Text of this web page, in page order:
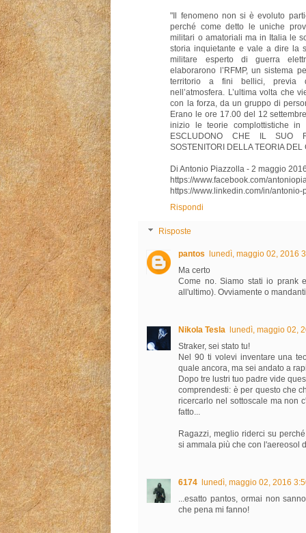
"Il fenomeno non si è evoluto
perché come detto le uniche
militari o amatoriali ma in Italia le
storia inquietante e vale a dire la
militare esperto di guerra
elaborarono l’RFMP, un sistema
territorio a fini bellici, previa
nell’atmosfera. L’ultima volta che
con la forza, da un gruppo di
Erano le ore 17.00 del 12
inizio le teorie complottistiche in
ESCLUDONO CHE IL SUO
SOSTENITORI DELLA TEORIA DEL
Di Antonio Piazzolla - 2 maggio
https://www.facebook.com/
https://www.linkedin.com/in/
Rispondi
Risposte
pantos lunedì, maggio 02, 2016
Ma certo
Come no. Siamo stati io prank
all'ultimo). Ovviamente o
Nikola Tesla lunedì, maggio 02,
Straker, sei stato tu!
Nel 90 ti volevi inventare una
quale ancora, ma sei andato a
Dopo tre lustri tuo padre vide
comprendesti: è per questo che
ricercarlo nel sottoscale ma non
fatto...
Ragazzi, meglio riderci su
si ammala più che con l'aereosol
6174 lunedì, maggio 02, 2016
...esatto pantos, ormai non
che pena mi fanno!